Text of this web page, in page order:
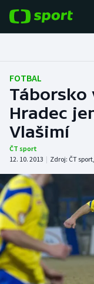
Fotbal
Hokej
Tenis
Atletika
Cyklistika
DALŠÍ SPORTY
Americký fotbal
Baseball a softbal
NEPŘEHLÉDNĚTE
Soutěže
FOTBAL
Táborsko
Hradec
Vlašimí
ČT sport
12. 10. 2013 | Zdroj: ČT sport,